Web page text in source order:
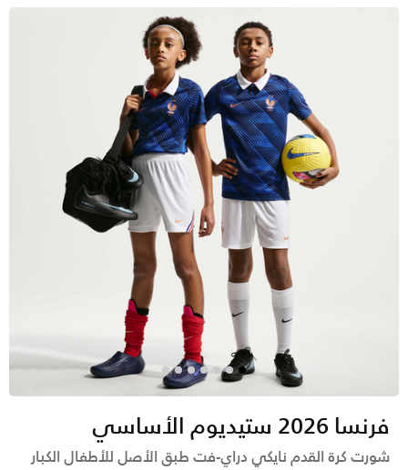
فرنسا 2026 ستيديوم الأساسي
شورت كرة القدم نايكي دراي-فت طبق الأصل للأطفال الكبار